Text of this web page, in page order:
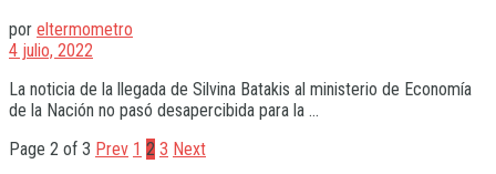
por eltermometro
4 julio, 2022
La noticia de la llegada de Silvina Batakis al ministerio de Economía
de la Nación no pasó desapercibida para la ...
Page 2 of 3 Prev 1 2 3 Next